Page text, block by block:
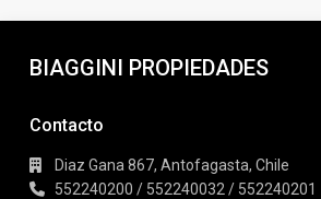
BIAGGINI PROPIEDADES
Contacto
Diaz Gana 867, Antofagasta, Chile
552240200 / 552240032 / 552240201